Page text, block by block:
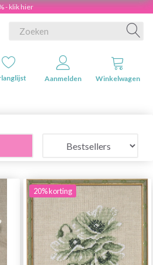
- klik hier
Aanmelden Winkelwagen
20% korting